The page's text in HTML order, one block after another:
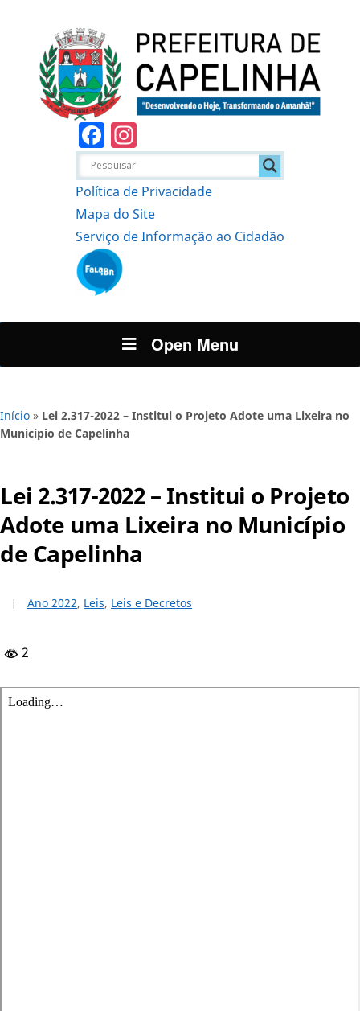
Facebook
Política de Privacidade
Mapa do Site
Serviço de Informação ao Cidadão
Open Menu
Início » Lei 2.317-2022 – Institui o Projeto Adote uma Lixeira no
Município de Capelinha
Lei 2.317-2022 – Institui o Projeto
Adote uma Lixeira no Município
de Capelinha
Ano 2022, Leis, Leis e Decretos
2